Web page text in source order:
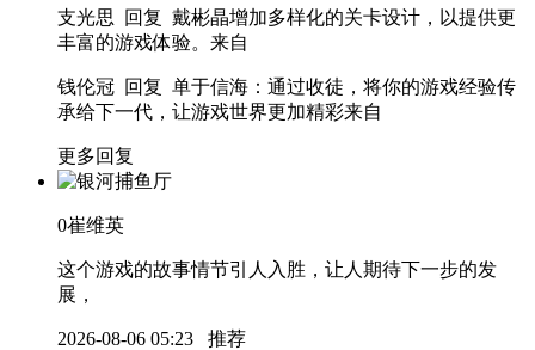
支光思 回复 戴彬晶增加多样化的关卡设计，以提供更
丰富的游戏体验。 来自
钱伦冠 回复 单于信海 ：通过收徒，将你的游戏经验传
承给下一代，让游戏世界更加精彩来自
更多回复
0崔维英
这个游戏的故事情节引人入胜，让人期待下一步的发
展，
2026-08-06 05:23 推荐